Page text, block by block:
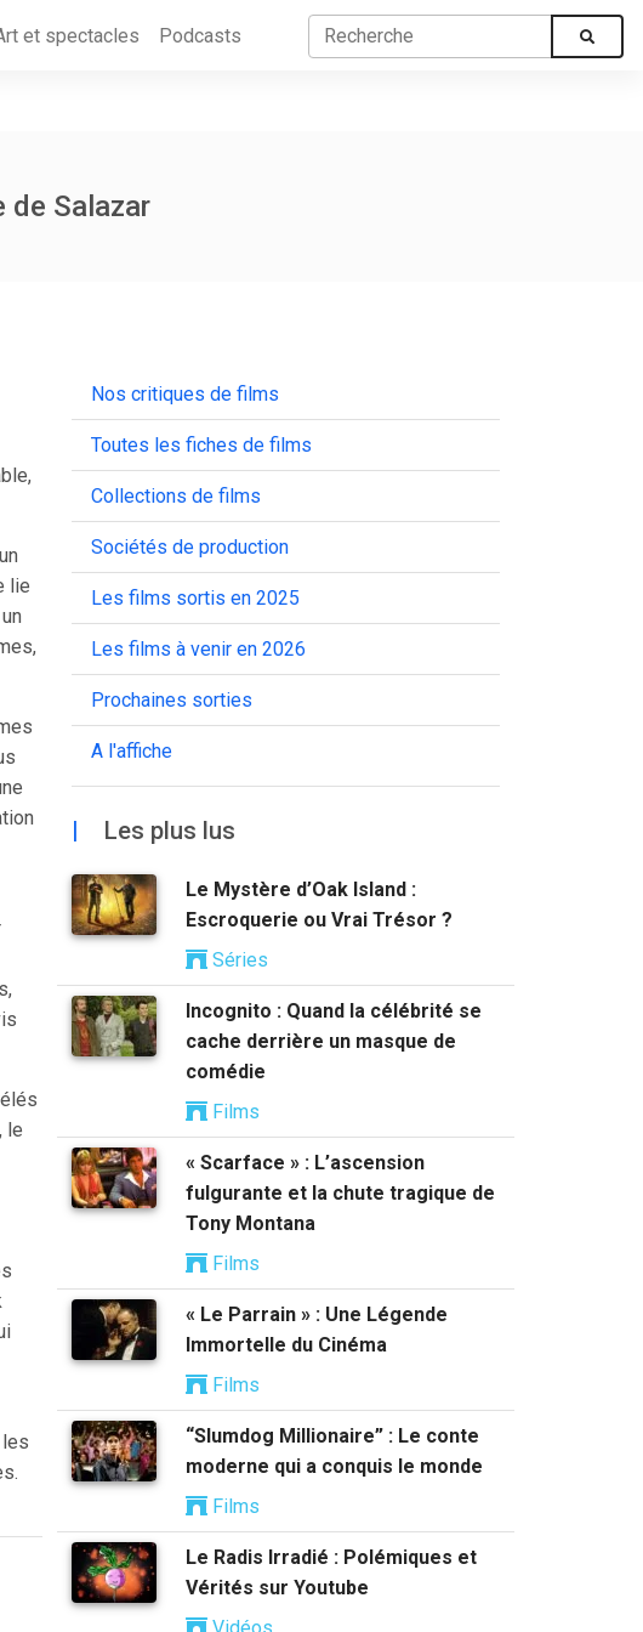
et spectacles Podcasts
de Salazar
lie
le
les
Nos critiques de films
Toutes les fiches de films
Collections de films
Sociétés de production
Les films sortis en 2025
Les films à venir en 2026
Prochaines sorties
A l'affiche
| Les plus lus
Le Mystère d’Oak Island :
Escroquerie ou Vrai Trésor ?
Séries
Incognito : Quand la célébrité se
cache derrière un masque de
comédie
Films
« Scarface » : L’ascension
fulgurante et la chute tragique de
Tony Montana
Films
« Le Parrain » : Une Légende
Immortelle du Cinéma
Films
“Slumdog Millionaire” : Le conte
moderne qui a conquis le monde
Films
Le Radis Irradié : Polémiques et
Vérités sur Youtube